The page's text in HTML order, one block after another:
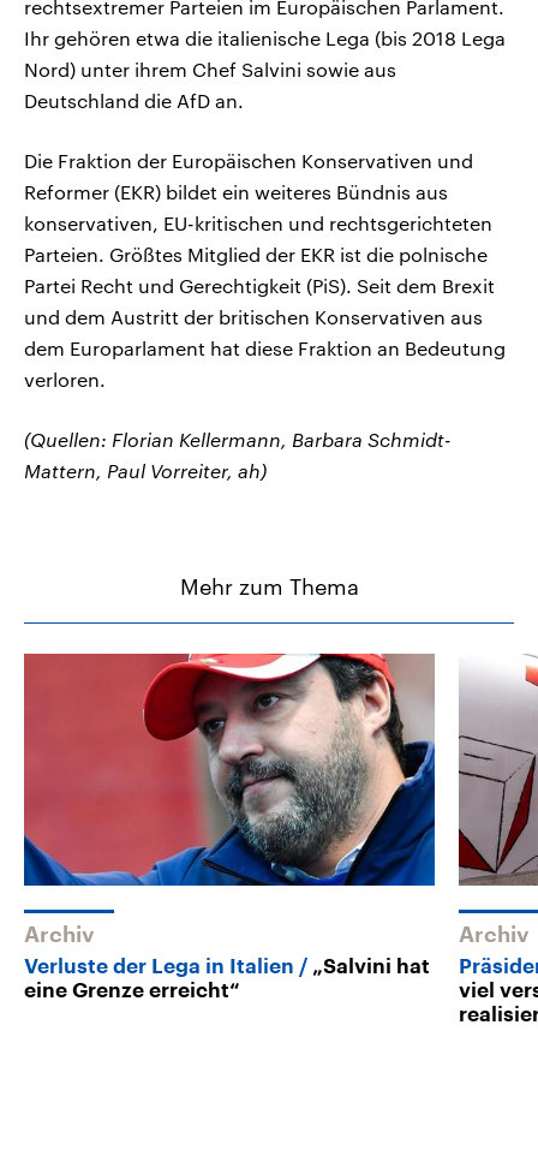
rechtsextremer Parteien im Europäischen Parlament.
Ihr gehören etwa die italienische Lega (bis 2018 Lega
Nord) unter ihrem Chef Salvini sowie aus
Deutschland die AfD an.
Die Fraktion der Europäischen Konservativen und
Reformer (EKR) bildet ein weiteres Bündnis aus
konservativen, EU-kritischen und rechtsgerichteten
Parteien. Größtes Mitglied der EKR ist die polnische
Partei Recht und Gerechtigkeit (PiS). Seit dem Brexit
und dem Austritt der britischen Konservativen aus
dem Europarlament hat diese Fraktion an Bedeutung
verloren.
(Quellen: Florian Kellermann, Barbara Schmidt-
Mattern, Paul Vorreiter, ah)
Mehr zum Thema
Archiv
Verluste der Lega in Italien
„Salvini hat
eine Grenze erreicht“
Archiv
viel